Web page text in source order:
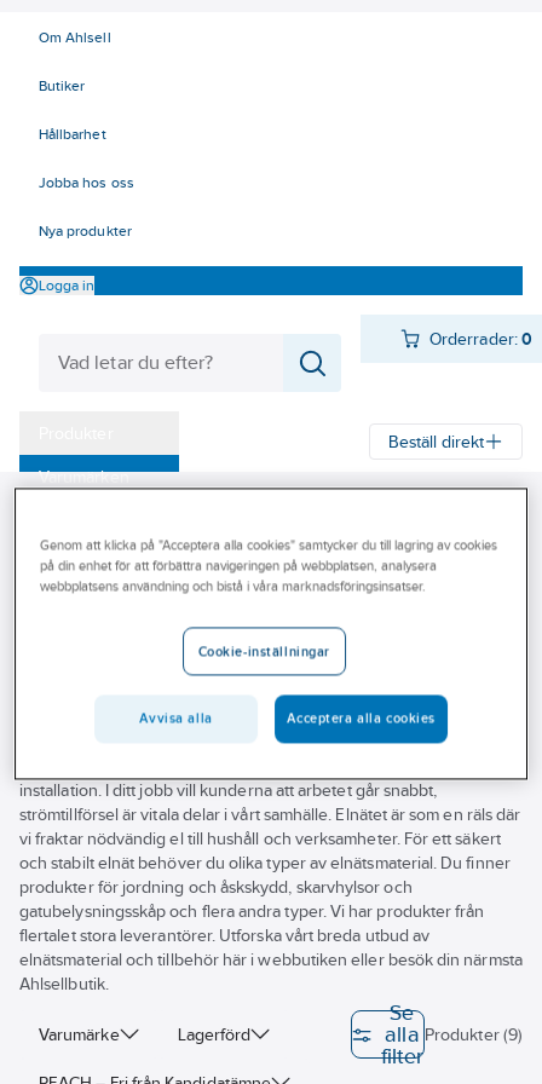
Om Ahlsell
Butiker
Hållbarhet
Jobba hos oss
Nya produkter
Logga in
Orderrader:0
Varumärken
Outlet
Beställ direkt
06 Kabelskyddsmateriel
Kabelskydd på stolpe och vägg
Klammer för kabelskydd
Klammer för kabelskydd
Vi på Ahlsell hjälper dig hitta elnätsmaterial till dina uppdrag. Här
installation. I ditt jobb vill kunderna att arbetet går snabbt,
strömtillförsel är vitala delar i vårt samhälle. Elnätet är som en räls där
vi fraktar nödvändig el till hushåll och verksamheter. För ett säkert
och stabilt elnät behöver du olika typer av elnätsmaterial. Du finner
produkter för jordning och åskskydd, skarvhylsor och
gatubelysningsskåp och flera andra typer. Vi har produkter från
flertalet stora leverantörer. Utforska vårt breda utbud av
elnätsmaterial och tillbehör här i webbutiken eller besök din närmsta
Ahlsellbutik.
Varumärke Lagerförd
Se
alla
filter
Produkter (9)
Genom att klicka på "Acceptera alla cookies" samtycker du till lagring av cookies
på din enhet för att förbättra navigeringen på webbplatsen, analysera
webbplatsens användning och bistå i våra marknadsföringsinsatser.
Cookie-inställningar
Avvisa alla Acceptera alla cookies